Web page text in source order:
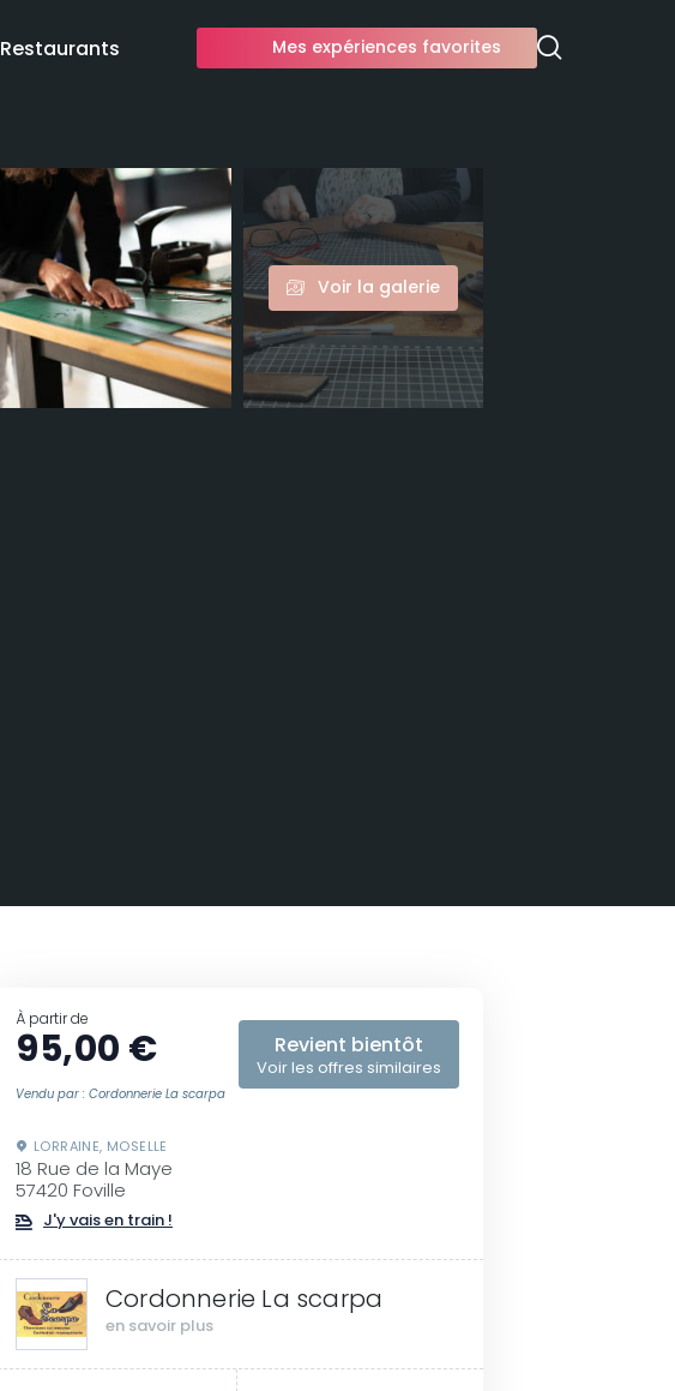
Restaurants Mes expériences favorites
Voir la galerie
À partir de
95,00 €
Vendu par : Cordonnerie La scarpa
Revient bientôt
Voir les offres similaires
LORRAINE, MOSELLE
18 Rue de la Maye
57420 Foville
J'y vais en train !
Cordonnerie La scarpa
en savoir plus